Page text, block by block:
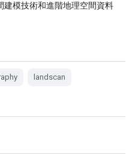
建模技術和進階地理空間資料
landscan